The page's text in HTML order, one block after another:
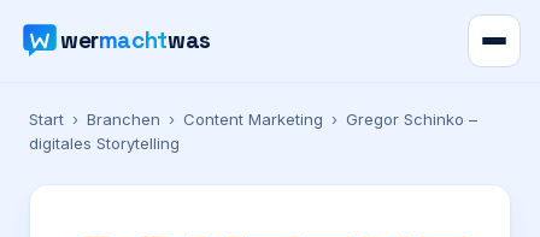
wermachtwas
Verzeichnis
Karte
Start › Branchen › Content Marketing › Gregor Schinko –
digitales Storytelling